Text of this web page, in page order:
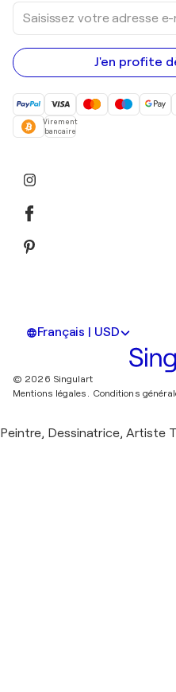
Saisissez
votre
adresse
e-
mail
J'en profite
Virement
bancaire
Français | USD
© 2026 Singulart
Mentions légales. Conditions
Peintre, Dessinatrice, Artiste